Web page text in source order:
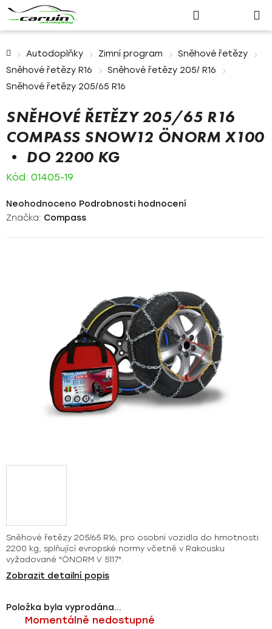
Přihlášení
košík
Autodoplňky Zimní program
Sněhové řetězy
Sněhové řetězy R16
Sněhové řetězy 205/ R16
Sněhové řetězy 205/65 R16
Sněhové řetězy 205/65 R16, pro osobní vozidla do hmotnosti
2200 kg, splňující evropské normy včetně v Rakousku
vyžadované "ÖNORM V 5117".
Zobrazit detailní popis
Položka byla vyprodána…
Momentálně nedostupné
SNĚHOVÉ ŘETĚZY 205/65 R16
COMPASS SNOW12 ÖNORM X100
• DO 2200 KG
Kód: 01405-19
Průměrné
hodnocení
Neohodnoceno Podrobnosti hodnocení
Značka: Compass